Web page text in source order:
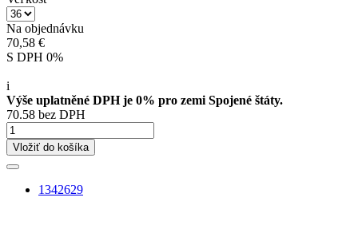
Na objednávku
70,58 €
S DPH 0%
i
Výše uplatněné DPH je 0% pro zemi Spojené štáty.
70.58 bez DPH
Vložiť do košíka
1342629